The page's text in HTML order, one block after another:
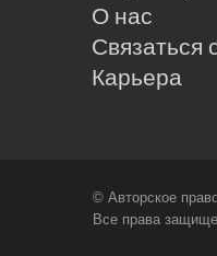
О нас
Связаться
Карьера
© Авторское
Все права